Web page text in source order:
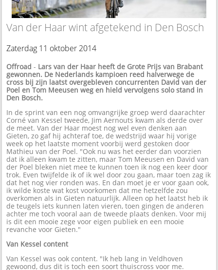
Van der Haar wint afgetekend in Den Bosch
Zaterdag 11 oktober 2014
Offroad - Lars van der Haar heeft de Grote Prijs van Brabant
gewonnen. De Nederlands kampioen reed halverwege de
cross bij zijn laatst overgebleven concurrenten David van der
Poel en Tom Meeusen weg en hield vervolgens solo stand in
Den Bosch.
In de sprint van een nog omvangrijke groep werd daarachter
Corné van Kessel tweede, Jim Aernouts kwam als derde over
de meet. Van der Haar moest nog wel even denken aan
Gieten, zo gaf hij achteraf toe, de wedstrijd waar hij vorige
week op het laatste moment voorbij werd gestoken door
Mathieu van der Poel. "Ook nu was het eerder dan voorzien
dat ik alleen kwam te zitten, maar Tom Meeusen en David van
der Poel bleken niet mee te kunnen toen ik nog een keer door
trok. Even twijfelde ik of ik wel door zou gaan, maar toen zag ik
dat het nog vier ronden was. En dan moet je er voor gaan ook,
ik wilde koste wat kost voorkomen dat me hetzelfde zou
overkomen als in Gieten natuurlijk. Alleen op het laatst heb ik
de teugels iets kunnen laten vieren, toen gingen de anderen
achter me toch vooral aan de tweede plaats denken. Voor mij
is dit een mooie zege voor eigen publiek en een mooie
revanche voor Gieten."
Van Kessel content
Van Kessel was ook content. "Ik heb lang in Veldhoven
gewoond, dus dit is toch een soort thuiscross voor me.